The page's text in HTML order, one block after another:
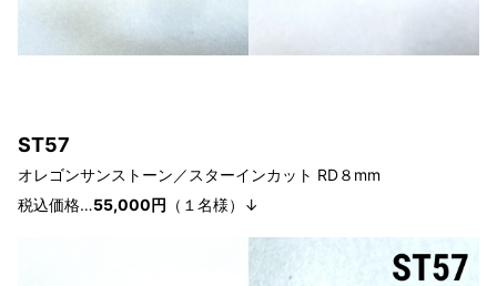
ST57
オレゴンサンストーン／スターインカット RD８mm
税込価格…55,000円 （１ 名様）↓